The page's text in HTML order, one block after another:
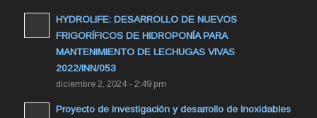
HYDROLIFE: DESARROLLO DE NUEVOS
FRIGORÍFICOS DE HIDROPONÍA PARA
MANTENIMIENTO DE LECHUGAS VIVAS
2022/INN/053
diciembre 2, 2024 - 2:49 pm
Proyecto de investigación y desarrollo de Inoxidables